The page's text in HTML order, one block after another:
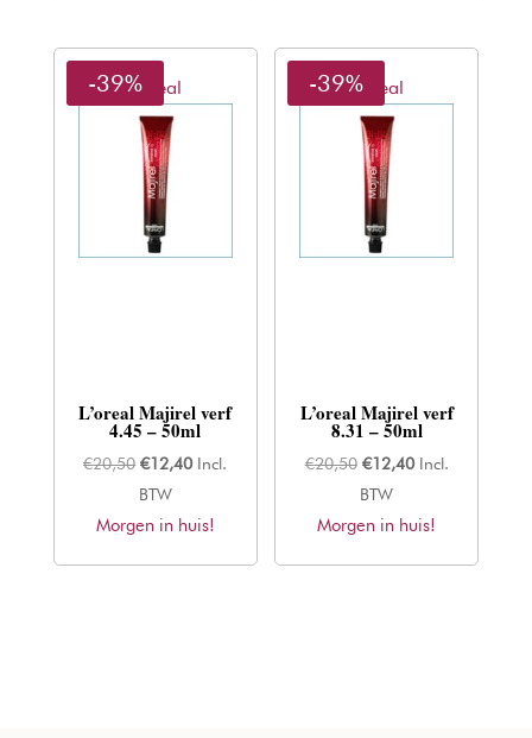
L'oreal
-39%
L’oreal Majirel verf
4.45 – 50ml
€20,50 Oorspronkelijke
prijs
was:
€12,40Huidige
is:
Incl.
BTW
Morgen in huis!
L'oreal
-39%
L’oreal Majirel verf
8.31 – 50ml
€20,50 Oorspronkelijke
prijs
was:
€12,40Huidige
is:
Incl.
BTW
Morgen in huis!